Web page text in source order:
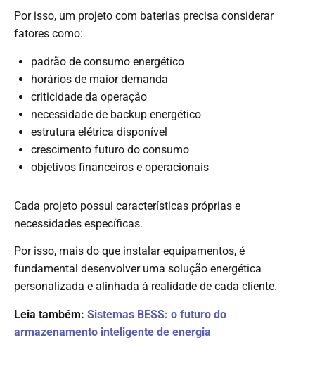
Por isso, um projeto com baterias precisa considerar
fatores como:
padrão de consumo energético
horários de maior demanda
criticidade da operação
necessidade de backup energético
estrutura elétrica disponível
crescimento futuro do consumo
objetivos financeiros e operacionais
Cada projeto possui características próprias e
necessidades específicas.
Por isso, mais do que instalar equipamentos, é
fundamental desenvolver uma solução energética
personalizada e alinhada à realidade de cada cliente.
Leia também: Sistemas BESS: o futuro do
armazenamento inteligente de energia